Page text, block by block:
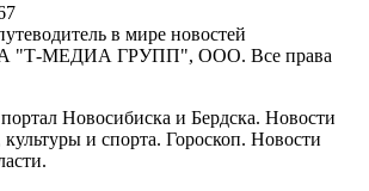
в мире новостей
"Т-МЕДИА ГРУПП", ООО. Все права
Новосибиска и Бердска. Новости
и спорта. Гороскоп. Новости